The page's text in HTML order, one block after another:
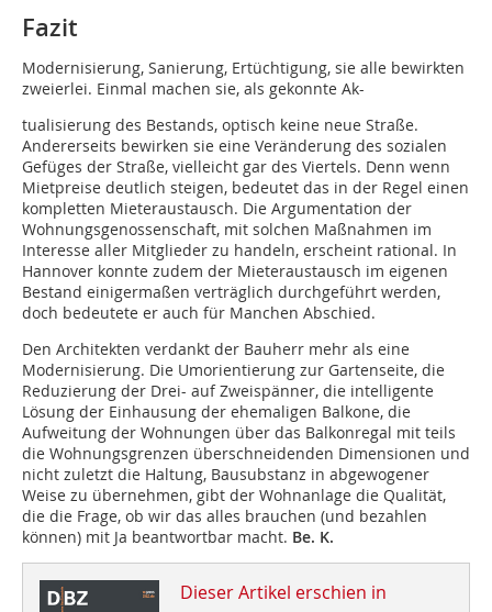
Fazit
Modernisierung, Sanierung, Ertüchtigung, sie alle bewirkten
zweierlei. Einmal machen sie, als gekonnte Ak-
tualisierung des Bestands, optisch keine neue Straße.
Andererseits bewirken sie eine Veränderung des sozialen
Gefüges der Straße, vielleicht gar des Viertels. Denn wenn
Mietpreise deutlich steigen, bedeutet das in der Regel einen
kompletten Mieteraustausch. Die Argumentation der
Wohnungsgenossenschaft, mit solchen Maßnahmen im
Interesse aller Mitglieder zu handeln, erscheint rational. In
Hannover konnte zudem der Mieteraustausch im eigenen
Bestand einigermaßen verträglich durchgeführt werden,
doch bedeutete er auch für Manchen Abschied.
Den Architekten verdankt der Bauherr mehr als eine
Modernisierung. Die Umorientierung zur Gartenseite, die
Reduzierung der Drei- auf Zweispänner, die intelligente
Lösung der Einhausung der ehemaligen Balkone, die
Aufweitung der Wohnungen über das Balkonregal mit teils
die Wohnungsgrenzen überschneidenden Dimensionen und
nicht zuletzt die Haltung, Bausubstanz in abgewogener
Weise zu übernehmen, gibt der Wohnanlage die Qualität,
die die Frage, ob wir das alles brauchen (und bezahlen
können) mit Ja beantwortbar macht. Be. K.
Dieser Artikel erschien in